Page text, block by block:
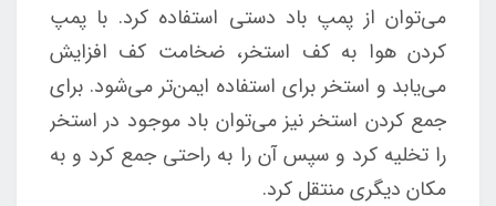
می‌توان از پمپ باد دستی استفاده کرد. با پمپ
کردن هوا به کف استخر، ضخامت کف افزایش
می‌یابد و استخر برای استفاده ایمن‌تر می‌شود. برای
جمع کردن استخر نیز می‌توان باد موجود در استخر
را تخلیه کرد و سپس آن را به راحتی جمع کرد و به
مکان دیگری منتقل کرد.